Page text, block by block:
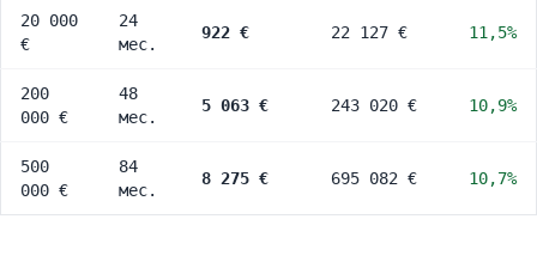
20 000
€
24
мес.
922 € 22 127 € 11,5%
200
000 €
48
мес.
5 063 € 243 020 € 10,9%
500
000 €
84
мес.
8 275 € 695 082 € 10,7%